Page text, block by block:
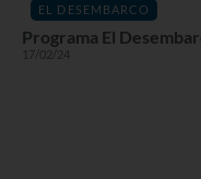
EL DESEMBARCO
Programa El
17/02/24